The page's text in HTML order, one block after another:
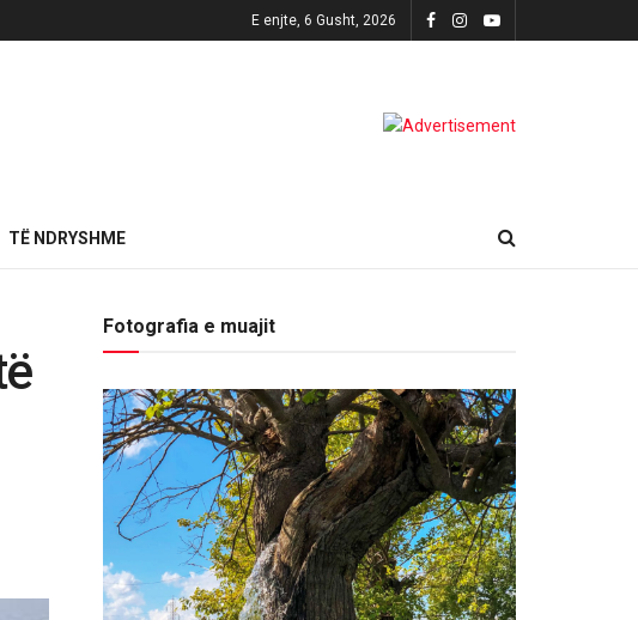
E enjte, 6 Gusht, 2026
TË NDRYSHME
Fotografia e muajit